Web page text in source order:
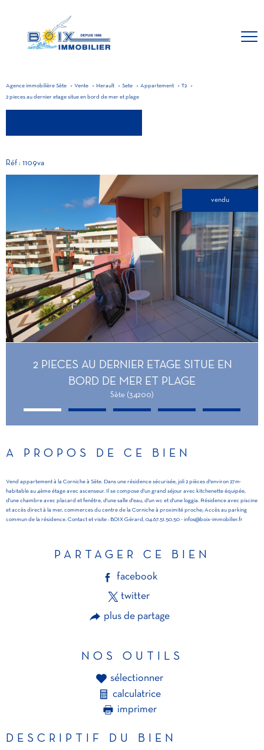
Agence immobilière Sète Vente Herault Sete Appartement T2
2 pieces au dernier etage situe en bord de mer et plage
Réf : 1109va
vendu
2 PIECES AU DERNIER ETAGE SITUE EN
BORD DE MER ET PLAGE
Sète (34200)
A PROPOS DE CE BIEN
Vend appartement à la Corniche à Sète. Dans une résidence sécurisée, joli 2 pièces d'environ 27m²
habitable au 4ème étage avec ascenseur. Il se compose d'un grand séjour avec kitchenette équipée,
d'une chambre avec placard et fenêtre, d'une salle d'eau, d'un wc et d'une loggia. Résidence avec piscine
et accès direct à la mer, commerces du centre de la Corniche à proximité proche; Accès au parking
commun de la résidence. Contact et visite : BOIX Gérard, 04.67.51.50.50 - infos@boix-immobilier.fr
PARTAGER CE BIEN
facebook
twitter
plus de partage
NOS OUTILS
sélectionner
calculatrice
imprimer
DESCRIPTIF DU BIEN